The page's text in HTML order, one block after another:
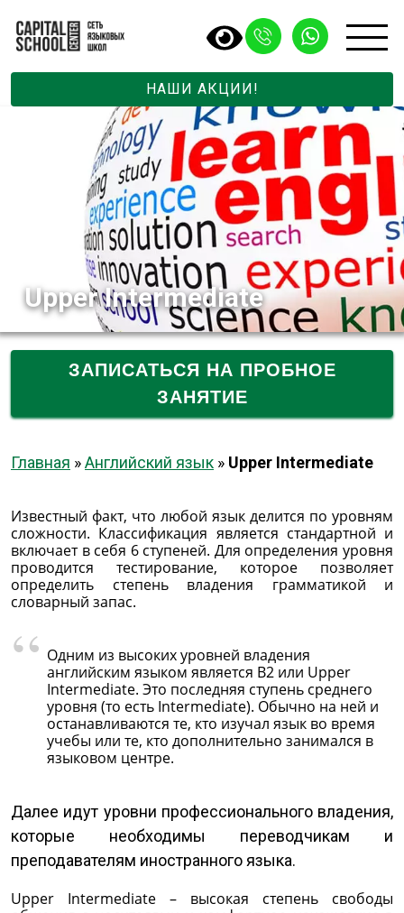
НАШИ АКЦИИ!
Upper Intermediate
ЗАПИСАТЬСЯ НА ПРОБНОЕ
ЗАНЯТИЕ
Главная »Английский язык » Upper Intermediate
Известный факт, что любой язык делится по уровням
сложности. Классификация является стандартной и
включает в себя 6 ступеней. Для определения уровня
проводится тестирование, которое позволяет
определить степень владения грамматикой и
словарный запас.
Одним из высоких уровней владения
английским языком является B2 или Upper
Intermediate. Это последняя ступень среднего
уровня (то есть Intermediate). Обычно на ней и
останавливаются те, кто изучал язык во время
учебы или те, кто дополнительно занимался в
языковом центре.
Далее идут уровни профессионального владения,
которые необходимы переводчикам и
преподавателям иностранного языка.
Upper Intermediate – высокая степень свободы